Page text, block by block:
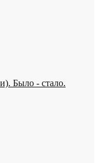
Было - стало.